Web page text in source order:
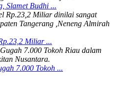
Slamet Budhi ...
Miliar ...
7.000 Tokoh ...